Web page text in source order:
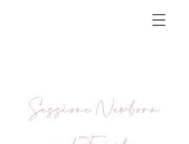
Sessione Newborn